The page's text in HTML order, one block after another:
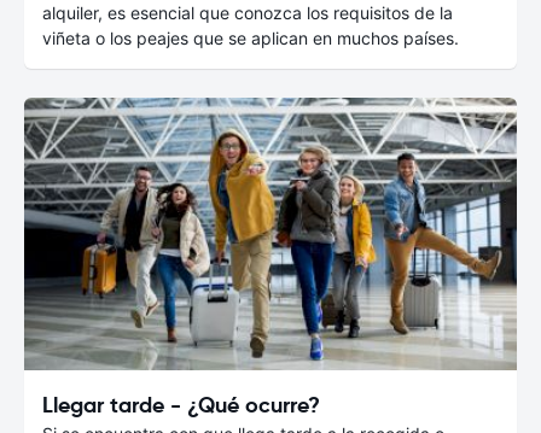
alquiler, es esencial que conozca los requisitos de la
viñeta o los peajes que se aplican en muchos países.
Llegar tarde - ¿Qué ocurre?